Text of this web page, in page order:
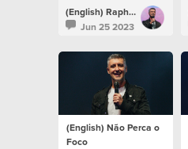
(English) Raphael Galante
Jun 25 2023
(English) Não Perca o
Foco